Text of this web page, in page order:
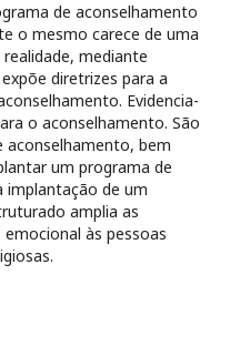
de aconselhamento
o mesmo carece de uma
mediante
diretrizes para a
Evidencia-
o aconselhamento. São
aconselhamento, bem
um programa de
implantação de um
amplia as
às pessoas